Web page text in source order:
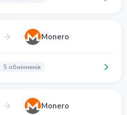
Monero
5 обмінників
Monero